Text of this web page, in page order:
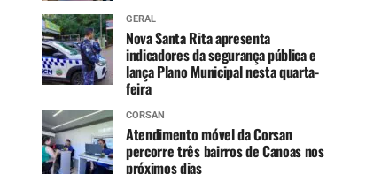
GERAL
Nova Santa Rita apresenta
indicadores da segurança pública e
lança Plano Municipal nesta quarta-
feira
CORSAN
Atendimento móvel da Corsan
percorre três bairros de Canoas nos
próximos dias